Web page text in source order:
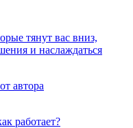
тянут вас вниз,
и наслаждаться
автора
работает?